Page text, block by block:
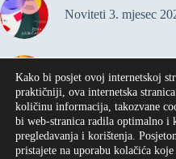
Noviteti 3. mjesec
Noviteti 2. mjesec
Najčitanije 2024.
Kako bi posjet ovoj internetskoj
praktičniji, ova internetska
količinu informacija, takozvane
bi web-stranica radila optimalno i
pregledavanja i korištenja.
pristajete na uporabu kolačića